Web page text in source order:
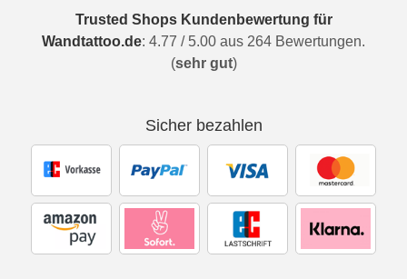
Trusted Shops Kundenbewertung für
Wandtattoo.de: 4.77 / 5.00 aus 264 Bewertungen.
(sehr gut)
Sicher bezahlen